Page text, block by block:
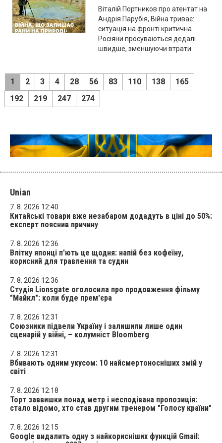
Віталій Портников про атентат на
Андрія Парубія, Війна триває:
ситуація на фронті критична.
Росіяни просуваються дедалі
швидше, зменшуючи втрати.
1 2 3 4 28 56 83 110 138
165
192
219 247 274
Unian
7. 8. 2026 12:40
Китайські товари вже незабаром додадуть в ціні до 50%:
експерт пояснив причину
7. 8. 2026 12:36
Влітку японці п'ють це щодня: напій без кофеїну,
корисний для травлення та судин
7. 8. 2026 12:36
Студія Lionsgate оголосила про продовження фільму
"Майкл": коли буде прем'єра
7. 8. 2026 12:31
Союзники підвели Україну і залишили лише один
сценарій у війні, – колумніст Bloomberg
7. 8. 2026 12:31
Вбивають одним укусом: 10 найсмертоносніших змій у
світі
7. 8. 2026 12:18
Торт заввишки понад метр і несподівана пропозиція:
стало відомо, хто став другим тренером "Голосу країни"
7. 8. 2026 12:15
Google видалить одну з найкорисніших функцій Gmail: